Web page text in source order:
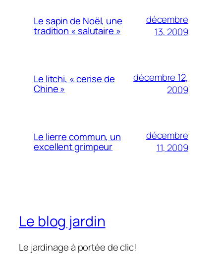
Le sapin de Noël, une
tradition « salutaire »
décembre
13, 2009
Le litchi, « cerise de
Chine »
décembre 12,
2009
Le lierre commun, un
excellent grimpeur
décembre
11, 2009
Le blog jardin
Le jardinage à portée de clic!